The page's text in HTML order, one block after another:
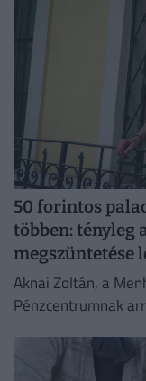
50 forintos
többen: tényleg
megszüntetése
Aknai Zoltán, a
Pénzcentrumnak